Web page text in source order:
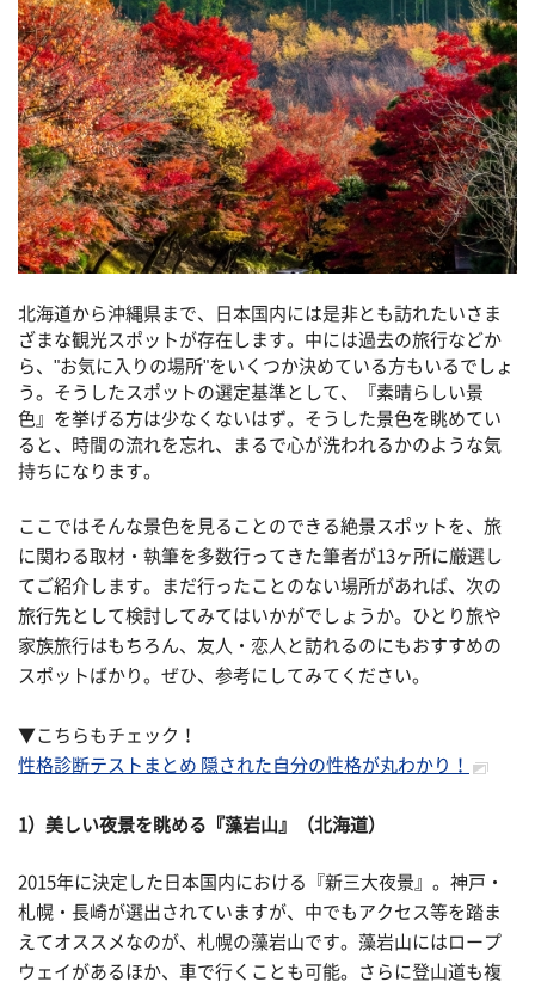
北海道から沖縄県まで、日本国内には是非とも訪れたいさま
ざまな観光スポットが存在します。中には過去の旅行などか
ら、"お気に入りの場所"をいくつか決めている方もいるでしょ
う。そうしたスポットの選定基準として、『素晴らしい景
色』を挙げる方は少なくないはず。そうした景色を眺めてい
ると、時間の流れを忘れ、まるで心が洗われるかのような気
持ちになります。
ここではそんな景色を見ることのできる絶景スポットを、旅
に関わる取材・執筆を多数行ってきた筆者が13ヶ所に厳選し
てご紹介します。まだ行ったことのない場所があれば、次の
旅行先として検討してみてはいかがでしょうか。ひとり旅や
家族旅行はもちろん、友人・恋人と訪れるのにもおすすめの
スポットばかり。ぜひ、参考にしてみてください。
▼こちらもチェック！
性格診断テストまとめ 隠された自分の性格が丸わかり！
1）美しい夜景を眺める『藻岩山』（北海道）
2015年に決定した日本国内における『新三大夜景』。神戸・
札幌・長崎が選出されていますが、中でもアクセス等を踏ま
えてオススメなのが、札幌の藻岩山です。藻岩山にはロープ
ウェイがあるほか、車で行くことも可能。さらに登山道も複